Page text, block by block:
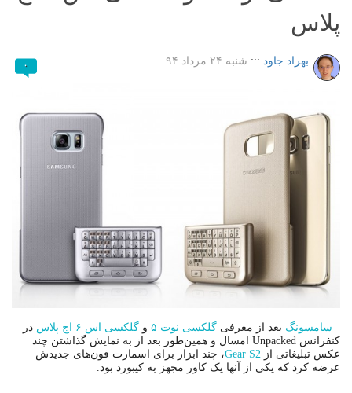
پلاس
بهراد جاود ::: شنبه ۲۴ مرداد ۹۴ ۰
سامسونگ بعد از معرفی گلکسی نوت ۵ و گلکسی اس ۶ اج پلاس
در
کنفرانس Unpacked امسال و همین‌طور بعد از به نمایش گذاشتن چند
عکس تبلیغاتی از Gear S2، چند ابزار برای اسمارت فون‌های جدیدش
عرضه کرد که یکی از آنها یک کاور مجهز به کیبورد بود.